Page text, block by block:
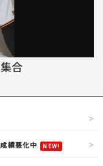
合
績悪化中 NEW!